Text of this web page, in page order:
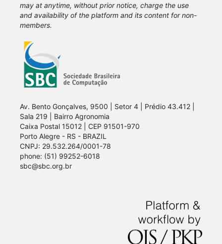
may at anytime, without prior notice, charge the use
and availability of the platform and its content for non-
members.
Av. Bento Gonçalves, 9500 | Setor 4 | Prédio 43.412 |
Sala 219 | Bairro Agronomia
Caixa Postal 15012 | CEP 91501-970
Porto Alegre - RS - BRAZIL
CNPJ: 29.532.264/0001-78
phone: (51) 99252-6018
sbc@sbc.org.br